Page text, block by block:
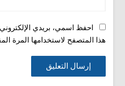
احفظ اسمي، بريدي
هذا المتصفح لاستخدامها المرة